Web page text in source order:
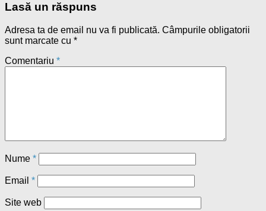
Lasă un răspuns
Adresa ta de email nu va fi publicată. Câmpurile obligatorii
sunt marcate cu *
Comentariu *
Nume *
Email *
Site web